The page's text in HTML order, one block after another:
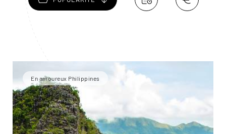
En amoureux Philippines